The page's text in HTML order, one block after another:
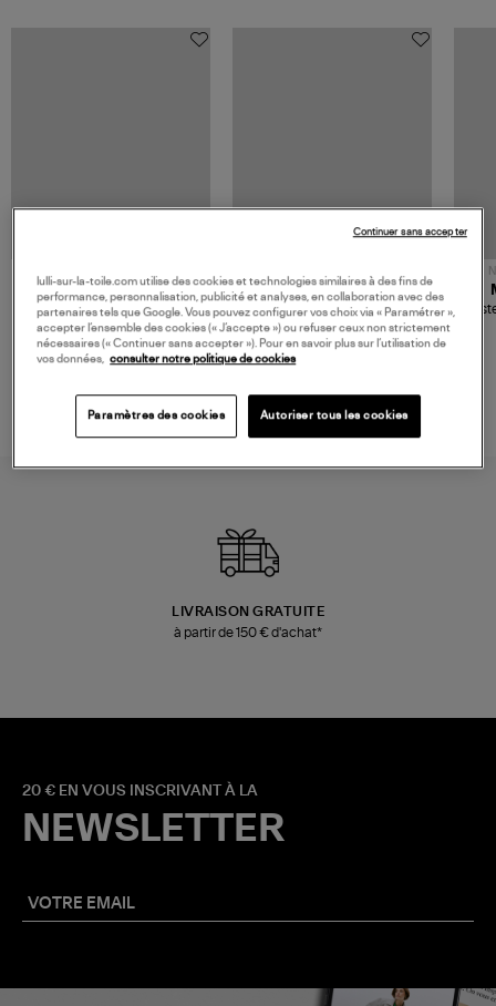
480,00 €
JEROME DREYFUSS
Sac Bobi S Cuir Lamé
Champagne
189,00 €
TORAL
Mocassins Killian Sport
Mousse
LIVRAISON GRATUITE
à partir de 150 € d'achat*
20 € EN VOUS INSCRIVANT À LA
NEWSLETTER
lulli-sur-la-toile.com utilise des cookies et technologies similaires à des fins de
performance, personnalisation, publicité et analyses, en collaboration avec des
partenaires tels que Google. Vous pouvez configurer vos choix via « Paramétrer »,
accepter l’ensemble des cookies (« J’accepte ») ou refuser ceux non strictement
nécessaires (« Continuer sans accepter »). Pour en savoir plus sur l’utilisation de
vos données,
consulter notre politique de cookies
Paramètres des cookies Autoriser tous les cookies
Continuer sans accepter